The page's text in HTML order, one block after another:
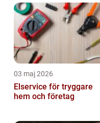
03 maj 2026
Elservice för tryggare
hem och företag